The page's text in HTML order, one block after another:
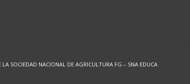
SOCIEDAD NACIONAL DE AGRICULTURA FG – SNA EDUCA